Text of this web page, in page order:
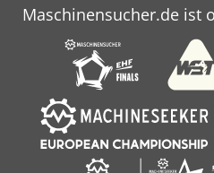
Maschinensucher.de ist